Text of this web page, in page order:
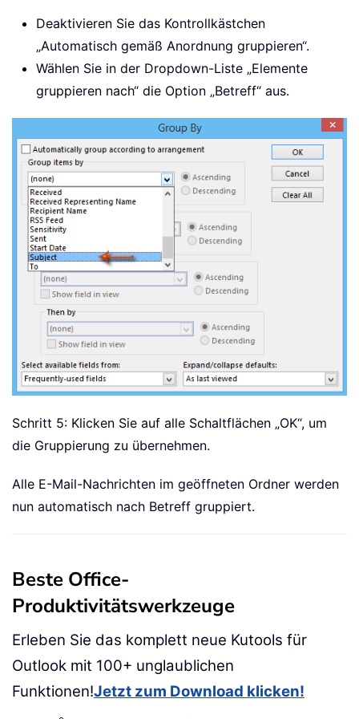
Deaktivieren Sie das Kontrollkästchen
„Automatisch gemäß Anordnung gruppieren“.
Wählen Sie in der Dropdown-Liste „Elemente
gruppieren nach“ die Option „Betreff“ aus.
Schritt 5: Klicken Sie auf alle Schaltflächen „OK“, um
die Gruppierung zu übernehmen.
Alle E-Mail-Nachrichten im geöffneten Ordner werden
nun automatisch nach Betreff gruppiert.
Beste Office-
Produktivitätswerkzeuge
Erleben Sie das komplett neue Kutools für
Outlook mit 100+ unglaublichen
Funktionen!Jetzt zum Download klicken!